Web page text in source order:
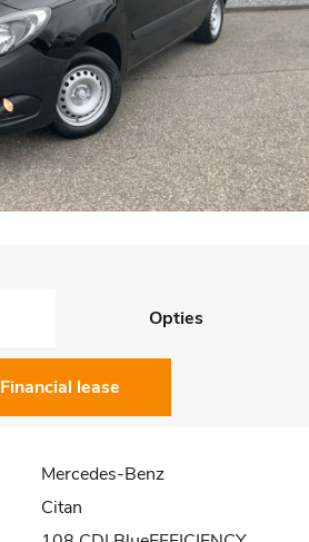
Opties
Financial lease
Mercedes-Benz
Citan